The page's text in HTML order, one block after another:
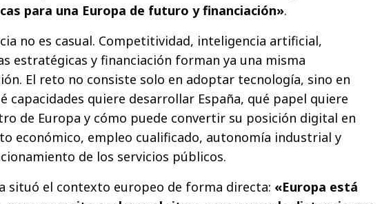
para una Europa de futuro y financiación».
no es casual. Competitividad, inteligencia artificial,
estratégicas y financiación forman ya una misma
El reto no consiste solo en adoptar tecnología, sino en
capacidades quiere desarrollar España, qué papel quiere
de Europa y cómo puede convertir su posición digital en
económico, empleo cualificado, autonomía industrial y
de los servicios públicos.
situó el contexto europeo de forma directa: «Europa está